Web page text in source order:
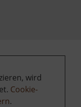
wird
Cookie-
.